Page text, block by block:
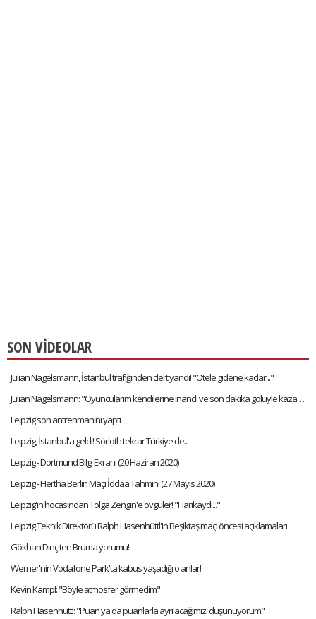
SON VİDEOLAR
Julian Nagelsmann, İstanbul trafiğinden dert yandı! "Otele gidene kadar..."
Julian Nagelsmann: "Oyuncularım kendilerine inandı ve son dakika golüyle kazandık"
Leipzig son antrenmanını yaptı
Leipzig, İstanbul'a geldi! Sörloth tekrar Türkiye'de..
Leipzig - Dortmund Bilgi Ekranı (20 Haziran 2020)
Leipzig - Hertha Berlin Maçı İddaa Tahmini (27 Mayıs 2020)
Leipzig'in hocasından Tolga Zengin'e övgüler! "Harikaydı..."
Leipzig Teknik Direktörü Ralph Hasenhüttl'in Beşiktaş maçı öncesi açıklamaları
Gökhan Dinç'ten Bruma yorumu!
Werner'nin Vodafone Park'ta kabus yaşadığı o anlar!
Kevin Kampl: "Böyle atmosfer görmedim"
Ralph Hasenhüttl: "Puan ya da puanlarla ayrılacağımızı düşünüyorum"